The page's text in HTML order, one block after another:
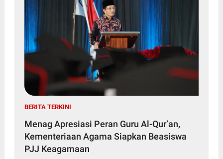
BERITA TERKINI
Menag Apresiasi Peran Guru Al-Qur’an,
Kementeriaan Agama Siapkan Beasiswa
PJJ Keagamaan